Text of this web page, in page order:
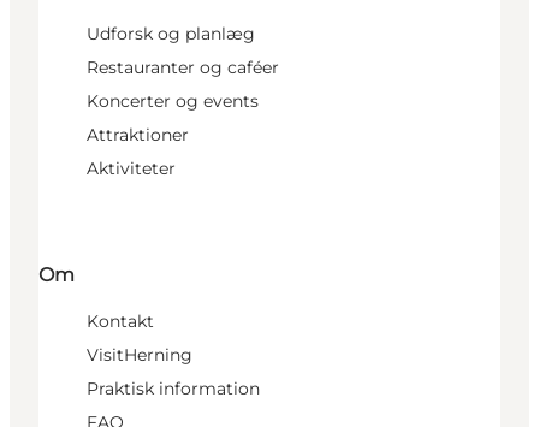
Udforsk og planlæg
Restauranter og caféer
Koncerter og events
Attraktioner
Aktiviteter
Om
Kontakt
VisitHerning
Praktisk information
FAQ